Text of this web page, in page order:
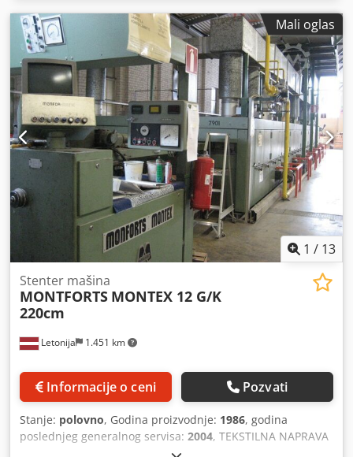
Mali oglas
1 / 13
Letonija 1.451 km
Stenter mašina
MONTFORTS MONTEX 12 G/K
220cm
Informacije o ceni Pozvati
Stanje: polovno, Godina proizvodnje: 1986, godina
poslednjeg generalnog servisa: 2004, TEKSTILNA NAPRAVA
ZA NAPINJANJE TKANINE – MONTFORTS MONTEX 12 G/K